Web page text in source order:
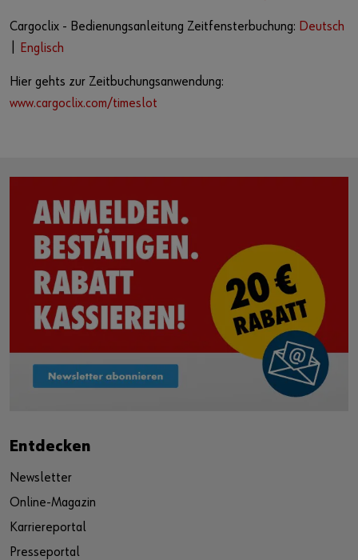
Cargoclix - Bedienungsanleitung Zeitfensterbuchung: Deutsch
Englisch
Hier gehts zur Zeitbuchungsanwendung:
www.cargoclix.com/timeslot
Entdecken
Newsletter
Online-Magazin
Karriereportal
Presseportal